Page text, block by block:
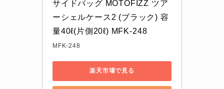
サイドバッグ MOTOFIZZ ツア
ーシェルケース2 (ブラック) 容
量40ℓ(片側20ℓ) MFK-248
MFK-248
楽天市場で見る